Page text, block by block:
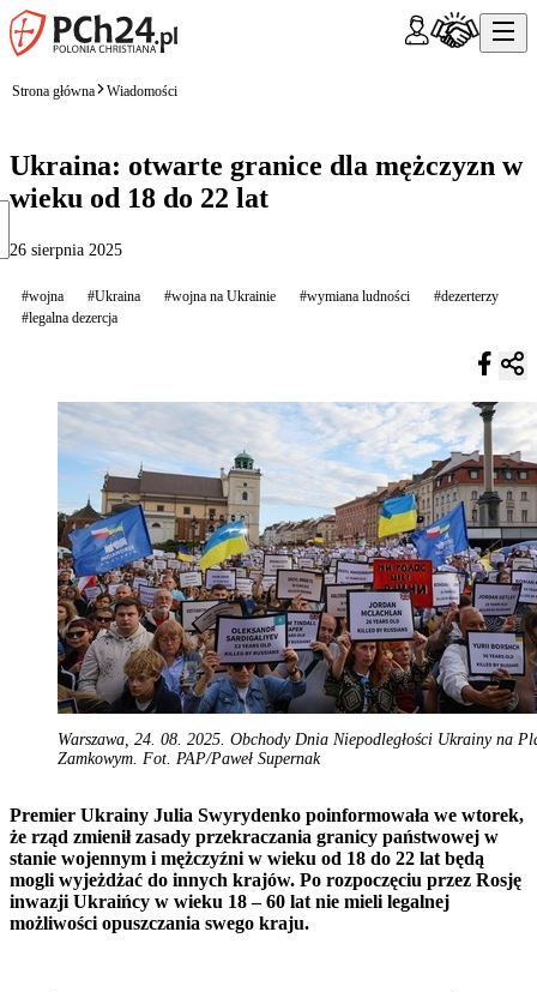
Strona główna Wiadomości
Ukraina: otwarte granice dla mężczyzn w
wieku od 18 do 22 lat
26 sierpnia 2025
#wojna #Ukraina #wojna na Ukrainie #wymiana ludności
#dezerterzy
#legalna dezercja
Warszawa, 24. 08. 2025. Obchody Dnia Niepodległości Ukrainy na
Zamkowym. Fot. PAP/Paweł Supernak
Premier Ukrainy Julia Swyrydenko poinformowała we wtorek,
że rząd zmienił zasady przekraczania granicy państwowej w
stanie wojennym i mężczyźni w wieku od 18 do 22 lat będą
mogli wyjeżdżać do innych krajów. Po rozpoczęciu przez Rosję
inwazji Ukraińcy w wieku 18 – 60 lat nie mieli legalnej
możliwości opuszczania swego kraju.